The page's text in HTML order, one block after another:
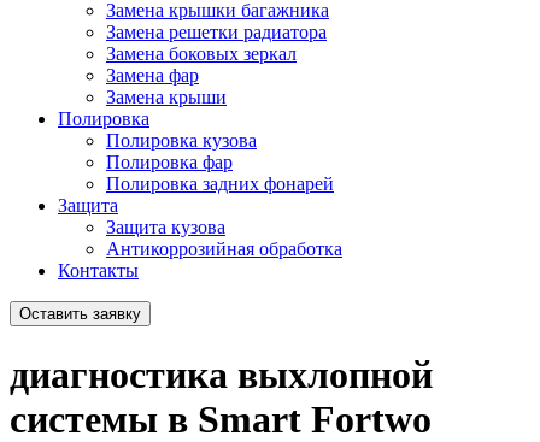
Замена крышки багажника
Замена решетки радиатора
Замена боковых зеркал
Замена фар
Замена крыши
Полировка
Полировка кузова
Полировка фар
Полировка задних фонарей
Защита
Защита кузова
Антикоррозийная обработка
Контакты
Оставить заявку
диагностика выхлопной
системы в Smart Fortwo